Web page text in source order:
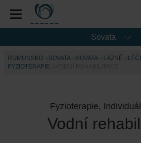
Sovata
RUMUNSKO SOVATA SOVATA LÁZNĚ
FYZIOTERAPIE
Fyzioterapie,
Vodní